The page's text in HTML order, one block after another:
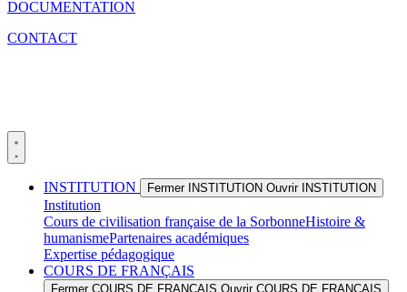
DOCUMENTATION
CONTACT
INSTITUTION Fermer INSTITUTION Ouvrir INSTITUTION
Institution
Cours de civilisation française de la SorbonneHistoire &
humanismePartenaires académiques
Expertise pédagogique
COURS DE FRANÇAIS
Fermer COURS DE FRANÇAIS Ouvrir COURS DE FRANÇAIS